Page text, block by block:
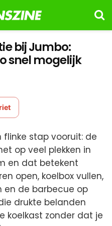
bij Jumbo:
snel mogelijk
flinke stap vooruit: de
op veel plekken in
en dat betekent
open, koelbox vullen,
en de barbecue op
drukte belanden
koelkast zonder dat je